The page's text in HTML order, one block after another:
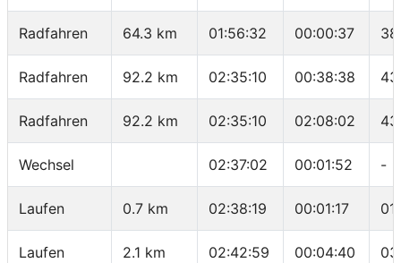
Radfahren 64.3 km 01:56:32 00:00:37
Radfahren 92.2 km 02:35:10 00:38:38
Radfahren 92.2 km 02:35:10 02:08:02
Wechsel 02:37:02 00:01:52 -
Laufen 0.7 km 02:38:19 00:01:17
Laufen 2.1 km 02:42:59 00:04:40